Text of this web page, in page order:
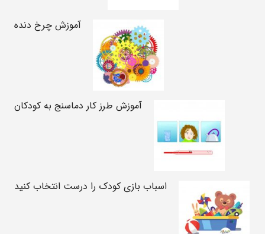
آموزش چرخ دنده
آموزش طرز کار دماسنج به کودکان
اسباب بازی کودک را درست انتخاب کنید